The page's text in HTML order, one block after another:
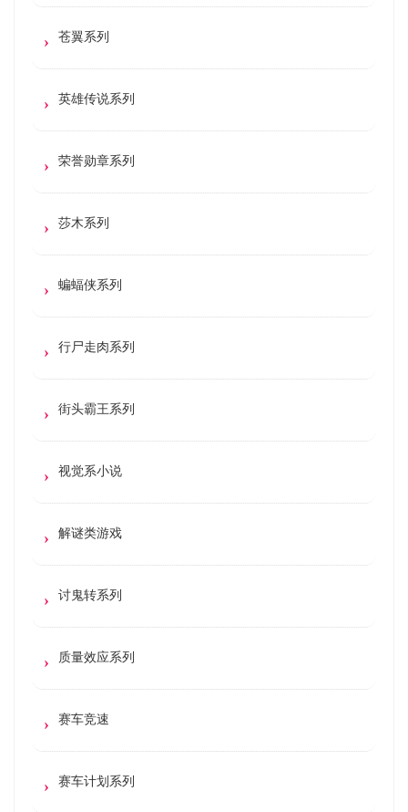
苍翼系列
英雄传说系列
荣誉勋章系列
莎木系列
蝙蝠侠系列
行尸走肉系列
街头霸王系列
视觉系小说
解谜类游戏
讨鬼转系列
质量效应系列
赛车竞速
赛车计划系列